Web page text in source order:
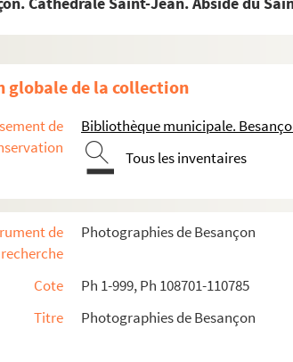
globale de la collection
de
Bibliothèque municipale.
Tous les inventaires
de
recherche
Photographies de Besançon
Cote
Ph 1-999, Ph 108701-110785
Titre
Photographies de Besançon